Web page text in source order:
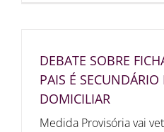
DEBATE SOBRE
PAIS É
DOMICILIAR
Medida Provisória vai